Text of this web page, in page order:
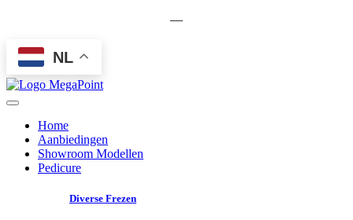
—
NL
Home
Aanbiedingen
Showroom Modellen
Pedicure
Diverse Frezen